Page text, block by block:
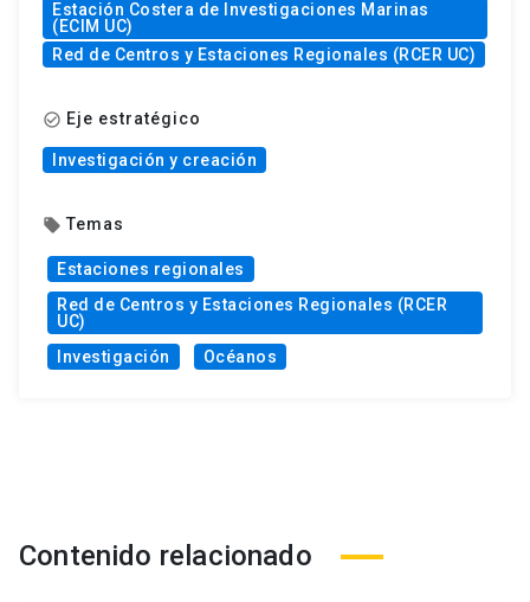
Estación Costera de Investigaciones Marinas
(ECIM UC)
Red de Centros y Estaciones Regionales (RCER UC)
check_circle_outline Eje estratégico
Investigación y creación
local_offer Temas
Estaciones regionales
Red de Centros y Estaciones Regionales (RCER
UC)
Investigación
Océanos
Contenido relacionado